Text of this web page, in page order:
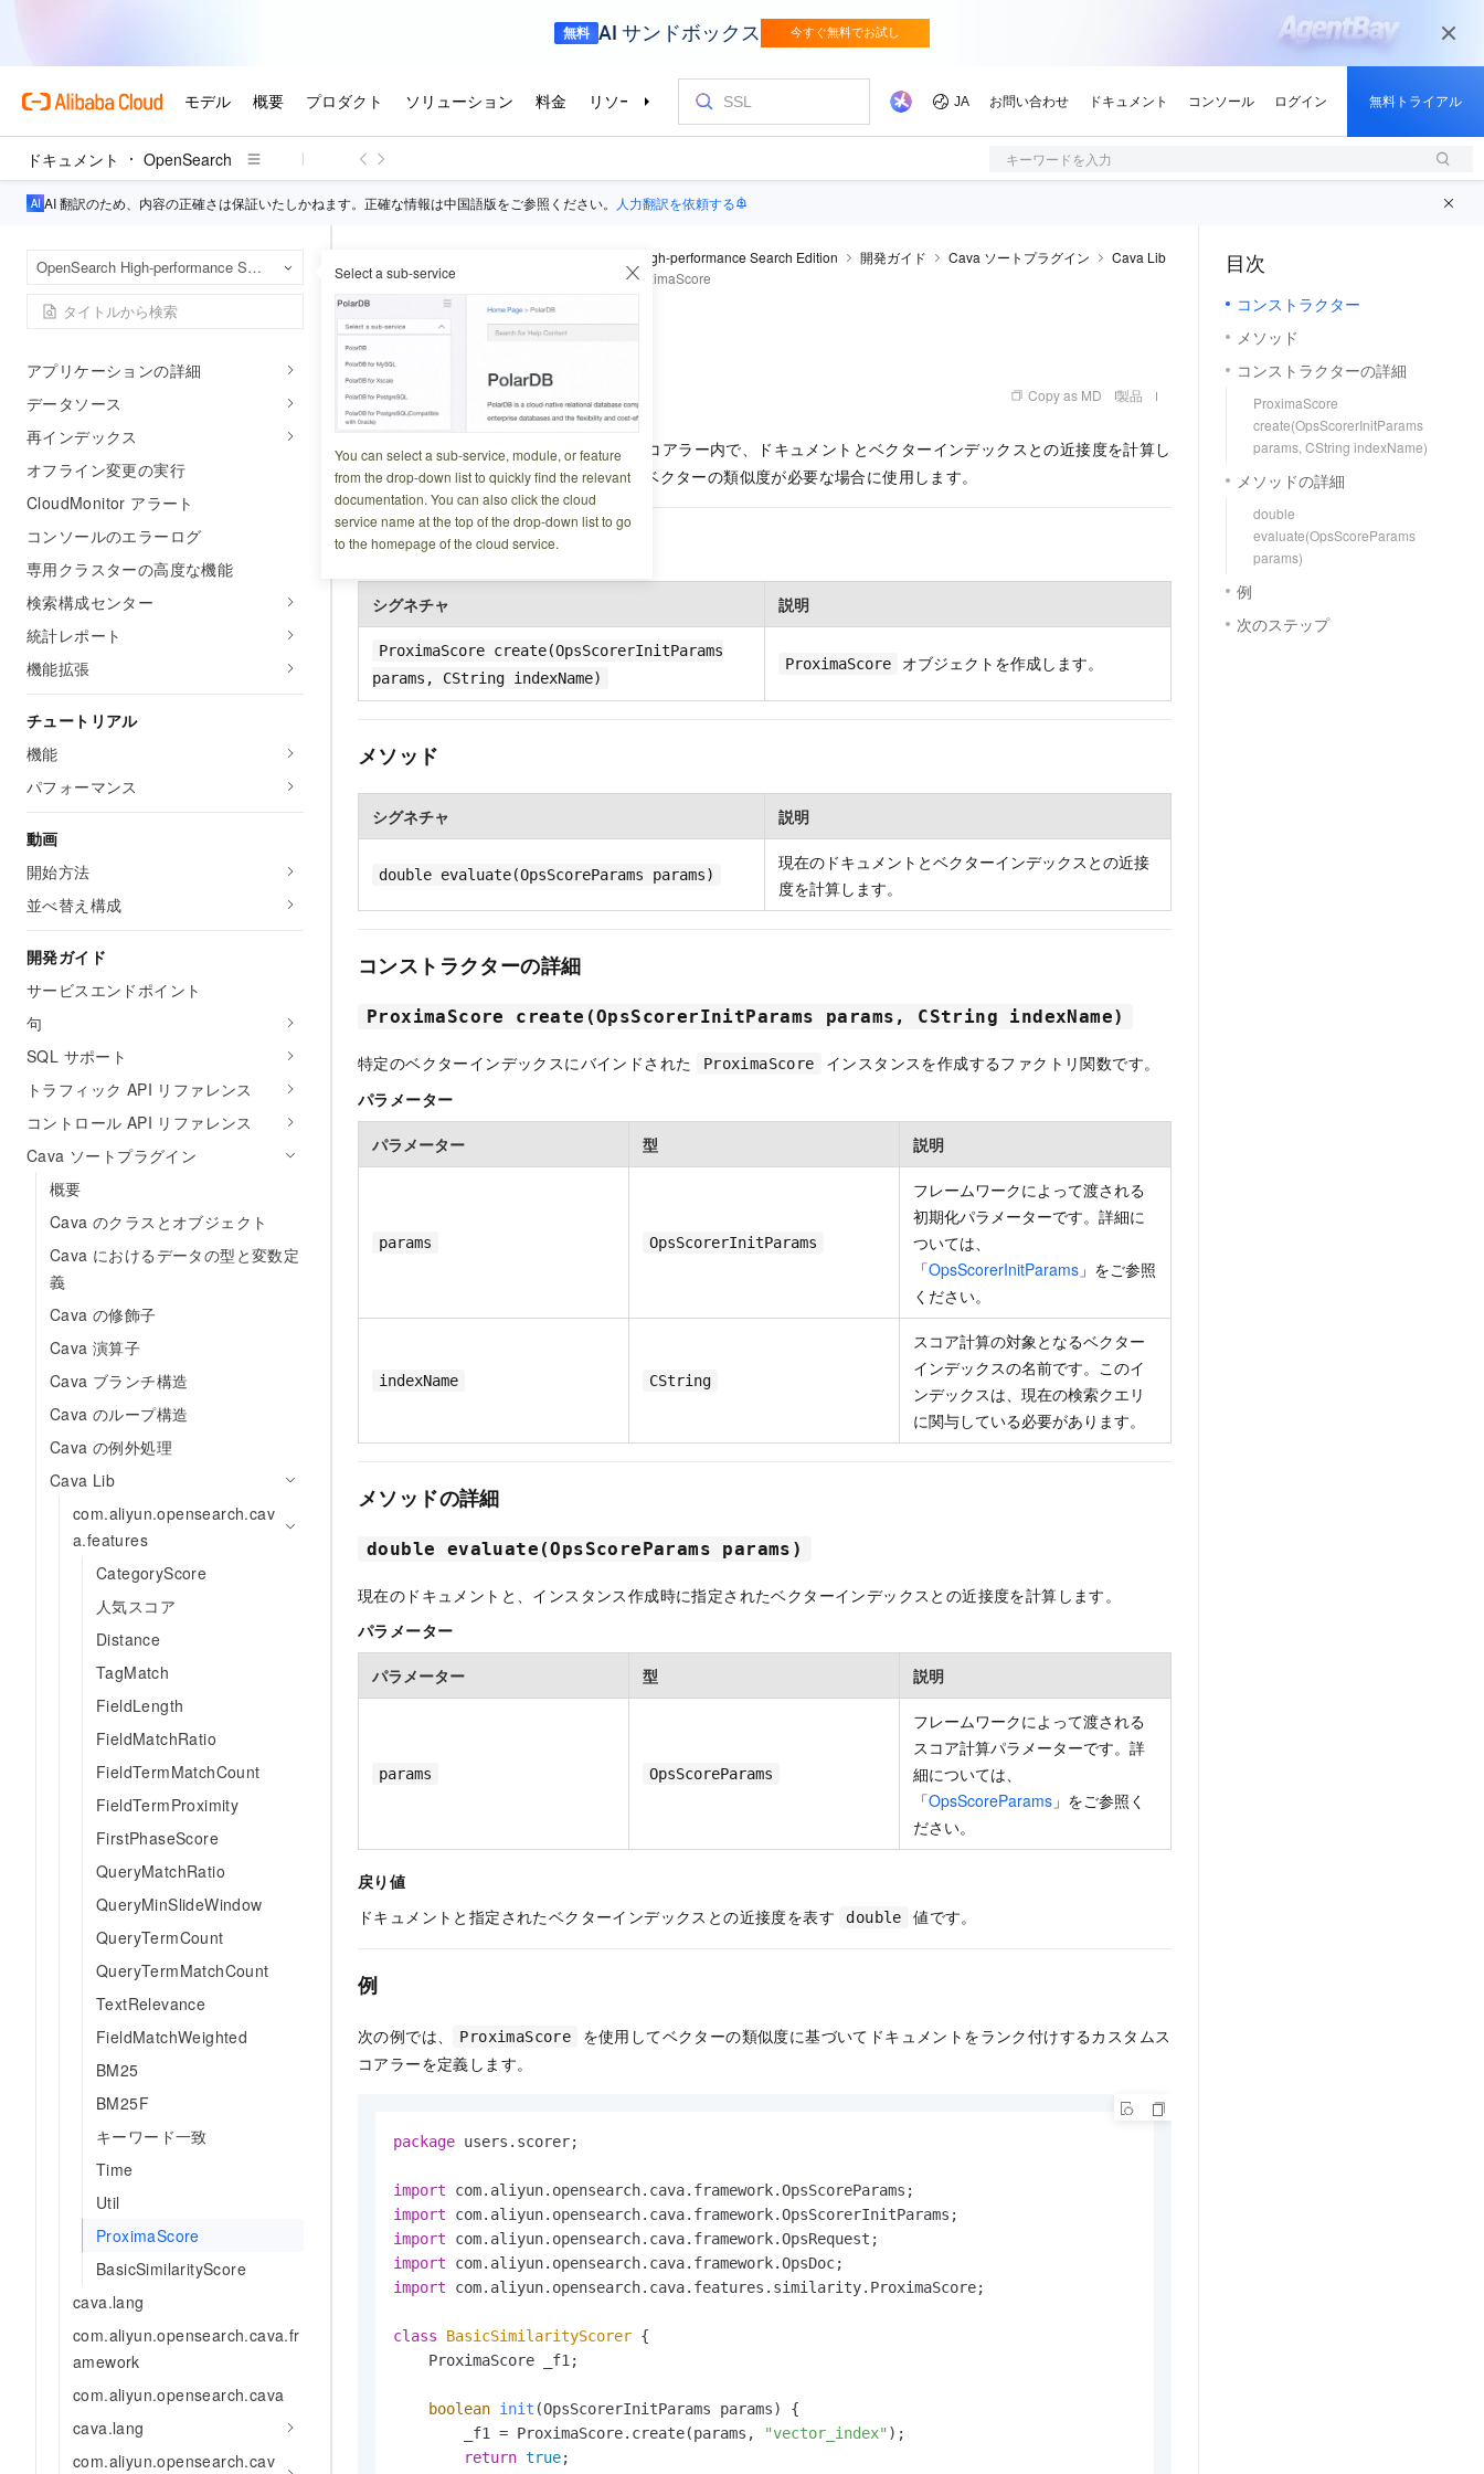
ドキュメント OpenSearch キーワードを入力
AI 翻訳のため、内容の正確さは保証いたしかねます。正確な情報は中国語版をご参照ください。 人力翻訳を依頼する
OpenSearch High-performance Search Edition Select a sub-service
You can select a sub-service, module, or feature
from the drop-down list to quickly find the relevant
documentation. You can also click the cloud
service name at the top of the drop-down list to go
to the homepage of the cloud service.
用語
使用制限
リリースノート
クイックスタート： オンラインマルチ
アプリケーションの詳細
データソース
再インデックス
オフライン変更の実行
CloudMonitor アラート
コンソールのエラーログ
専用クラスターの高度な機能
検索構成センター
統計レポート
機能拡張
チュートリアル
機能
パフォーマンス
動画
開始方法
並べ替え構成
開発ガイド
サービスエンドポイント
句
SQL サポート
トラフィック API リファレンス
コントロール API リファレンス
Cava ソートプラグイン
概要
Cava のクラスとオブジェクト
Cava におけるデータの型と変数定
義
Cava の修飾子
Cava 演算子
Cava ブランチ構造
Cava のループ構造
Cava の例外処理
Cava Lib
com.aliyun.opensearch.cav
a.features
CategoryScore
人気スコア
Distance
TagMatch
FieldLength
FieldMatchRatio
FieldTermMatchCount
FieldTermProximity
FirstPhaseScore
QueryMatchRatio
QueryMinSlideWindow
QueryTermCount
QueryTermMatchCount
TextRelevance
FieldMatchWeighted
BM25
BM25F
キーワード一致
Time
Util
ProximaScore
BasicSimilarityScore
cava.lang
com.aliyun.opensearch.cava.fr
amework
com.aliyun.opensearch.cava
cava.lang
com.aliyun.opensearch.cav
OpenSearch High-performance Search Edition 開発ガイド Cava ソートプラグイン
Cava Lib
com.aliyun.opensearch.cava.features
ProximaScore
ProximaScore
更新日時 Copy as MD 製品
ProximaScore は、カスタム Cava スコアラー内で、ドキュメントとベクターインデックスとの近接度を計算し
ます。ランキングロジックの一部としてベクターの類似度が必要な場合に使用します。
コンストラクター
シグネチャ 説明
ProximaScore create(OpsScorerInitParams
params, CString indexName)
ProximaScore オブジェクトを作成します。
メソッド
シグネチャ 説明
double evaluate(OpsScoreParams params)
現在のドキュメントとベクターインデックスとの近接
度を計算します。
コンストラクターの詳細
ProximaScore create(OpsScorerInitParams params, CString indexName)
特定のベクターインデックスにバインドされた ProximaScore
インスタンスを作成するファクトリ関数です。
パラメーター
パラメーター 型 説明
params OpsScorerInitParams
フレームワークによって渡される
初期化パラメーターです。詳細に
ついては、
「OpsScorerInitParams 」をご参照
ください。
indexName CString
スコア計算の対象となるベクター
インデックスの名前です。このイ
ンデックスは、現在の検索クエリ
に関与している必要があります。
メソッドの詳細
double evaluate(OpsScoreParams params)
現在のドキュメントと、インスタンス作成時に指定されたベクターインデックスとの近接度を計算します。
パラメーター
パラメーター 型 説明
params OpsScoreParams
フレームワークによって渡される
スコア計算パラメーターです。詳
細については、
「OpsScoreParams 」をご参照く
ださい。
戻り値
ドキュメントと指定されたベクターインデックスとの近接度を表す
double 値です。
例
次の例では、 ProximaScore
を使用してベクターの類似度に基づいてドキュメントをランク付けするカスタムス
コアラーを定義します。
package users.scorer;
import
import
import
import
import com.aliyun.opensearch.cava.features.similarity.ProximaScore;
class BasicSimilarityScorer {
    ProximaScore _f1;
boolean init (OpsScorerInitParams params)
{
        _f1 = ProximaScore.create(params,
"vector_index" );
return true;
目次
コンストラクター
メソッド
コンストラクターの詳細
ProximaScore
create(OpsScorerInitParams
params, CString indexName)
メソッドの詳細
double
evaluate(OpsScoreParams
params)
例
次のステップ